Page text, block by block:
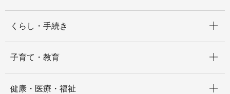
くらし・手続き
子育て・教育
健康・医療・福祉